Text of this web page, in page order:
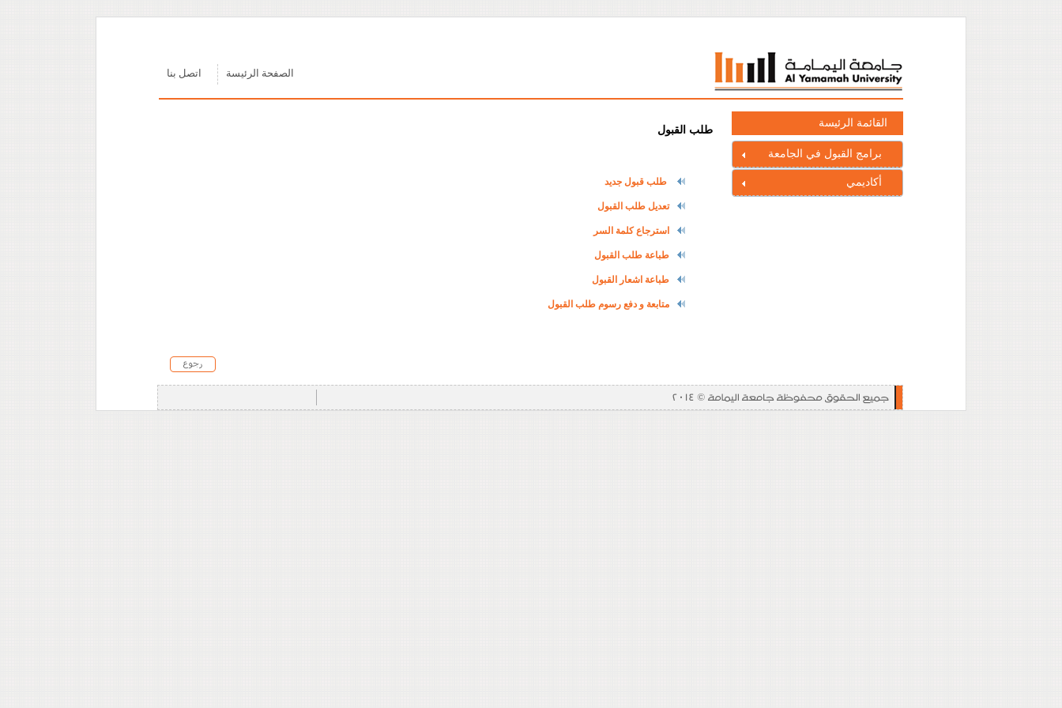
اتصل بنا الصفحة الرئيسة
القائمة الرئيسة
برامج القبول في الجامعة
أكاديمي
طلب القبول
طلب قبول جديد
تعديل طلب القبول
استرجاع كلمة السر
طباعة طلب القبول
طباعة اشعار القبول
متابعة و دفع رسوم طلب القبول